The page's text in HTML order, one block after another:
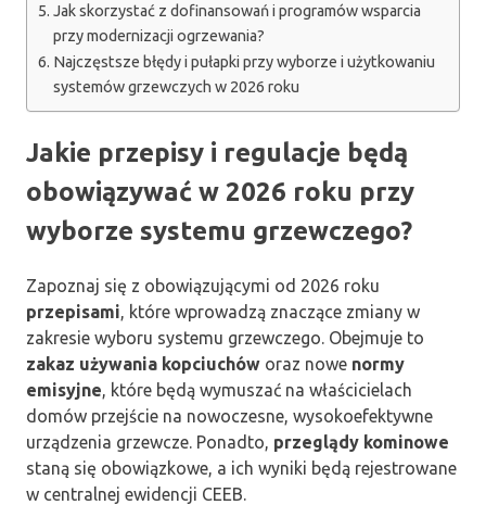
Jak skorzystać z dofinansowań i programów wsparcia
przy modernizacji ogrzewania?
Najczęstsze błędy i pułapki przy wyborze i użytkowaniu
systemów grzewczych w 2026 roku
Jakie przepisy i regulacje będą
obowiązywać w 2026 roku przy
wyborze systemu grzewczego?
Zapoznaj się z obowiązującymi od 2026 roku
przepisami, które wprowadzą znaczące zmiany w
zakresie wyboru systemu grzewczego. Obejmuje to
zakaz używania kopciuchów oraz nowe normy
emisyjne, które będą wymuszać na właścicielach
domów przejście na nowoczesne, wysokoefektywne
urządzenia grzewcze. Ponadto, przeglądy kominowe
staną się obowiązkowe, a ich wyniki będą rejestrowane
w centralnej ewidencji CEEB.